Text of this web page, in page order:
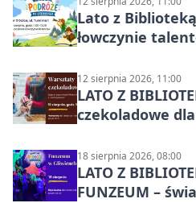
Lato z
łowczynie
12 sierpnia 2026, 11:00
LATO Z
czekoladowe
18 sierpnia 2026, 08:00
LATO Z
FUNZEUM –